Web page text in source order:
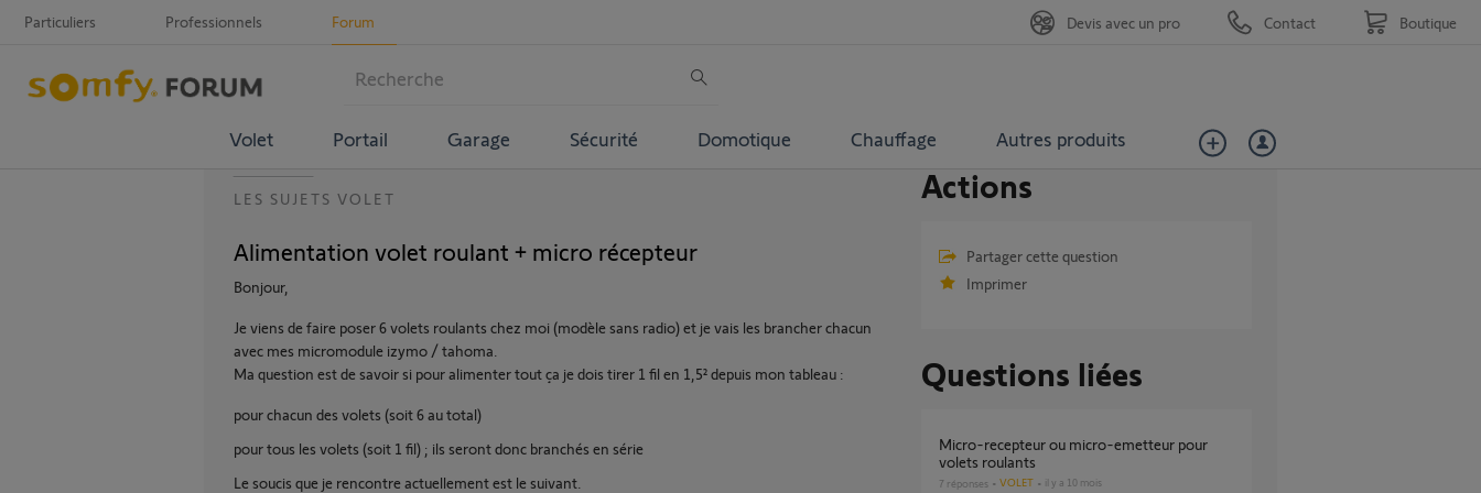
Particuliers Professionnels Forum
Volet Portail Garage Sécurité Domotique Chauffage Autres produits
Devis avec un pro Contact Boutique
LES SUJETS VOLET
Alimentation volet roulant + micro récepteur
Bonjour,
Je viens de faire poser 6 volets roulants chez moi (modèle sans radio) et je vais les brancher chacun
avec mes micromodule izymo / tahoma.
Ma question est de savoir si pour alimenter tout ça je dois tirer 1 fil en 1,5² depuis mon tableau :
pour chacun des volets (soit 6 au total)
pour tous les volets (soit 1 fil) ; ils seront donc branchés en série
Le soucis que je rencontre actuellement est le suivant.
Actions
Partager cette question
Imprimer
Questions liées
Micro-recepteur ou micro-emetteur pour
volets roulants
7 réponses VOLET il y a 10 mois